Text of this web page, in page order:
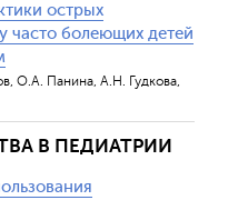
острых
часто болеющих детей
О.А. Панина, А.Н. Гудкова,
В ПЕДИАТРИИ